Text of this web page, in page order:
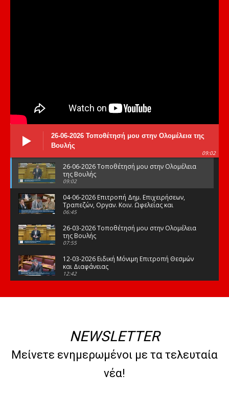
26-06-2026 Τοποθέτησή μου στην Ολομέλεια της
Βουλής
09:02
26-06-2026 Τοποθέτησή μου στην Ολομέλεια
της Βουλής
09:02
04-06-2026 Επιτροπή Δημ. Επιχειρήσεων,
Τραπεζών, Οργαν. Κοιν. Ωφελείας και
Φορέων Κοινων. Ασφάλισης
06:45
26-03-2026 Τοποθέτησή μου στην Ολομέλεια
της Βουλής
07:55
12-03-2026 Ειδική Μόνιμη Επιτροπή Θεσμών
και Διαφάνειας
12:42
της Βουλής
08:47
10-02-2026 Διαρκής Επιτροπή Μορφωτικών
Υποθέσεων
NEWSLETTER
Μείνετε ενημερωμένοι με τα τελευταία
νέα!